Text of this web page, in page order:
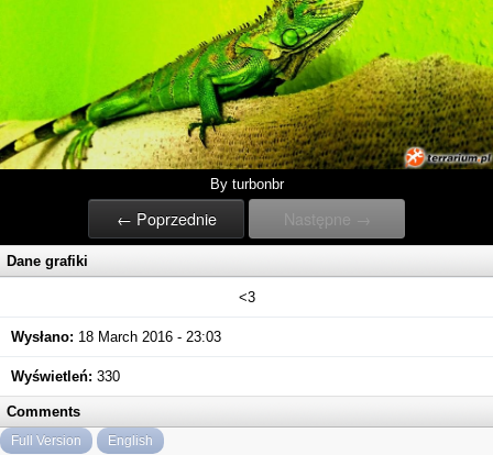
By turbonbr
← Poprzednie Następne →
Dane grafiki
<3
Wysłano: 18 March 2016 - 23:03
Wyświetleń: 330
Comments
Full Version English